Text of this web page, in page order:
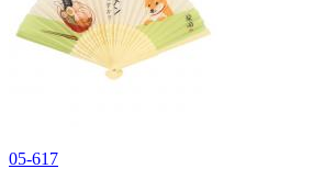
05-617